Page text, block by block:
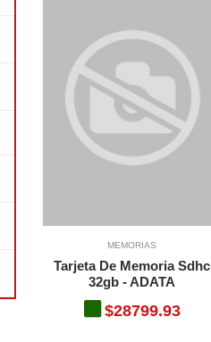
MEMORIAS
Tarjeta De Memoria Sdhc
32gb - ADATA
$28799.93